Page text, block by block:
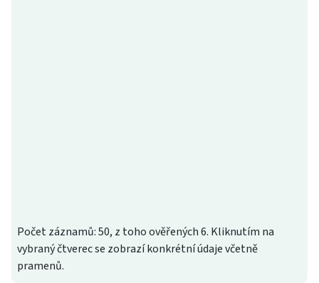
Počet záznamů: 50, z toho ověřených 6. Kliknutím na
vybraný čtverec se zobrazí konkrétní údaje včetně
pramenů.